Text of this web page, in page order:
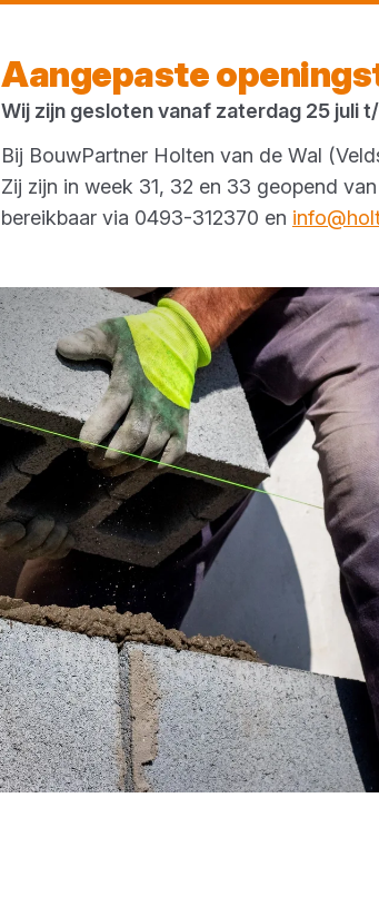
Aangepaste
Wij zijn gesloten vanaf zaterdag 25 juli
Bij BouwPartner Holten van de Wal
Zij zijn in week 31, 32 en 33 geopend
bereikbaar via 0493-312370 en